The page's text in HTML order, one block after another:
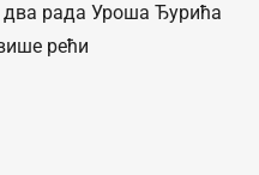
два рада Уроша Ђурића
рећи